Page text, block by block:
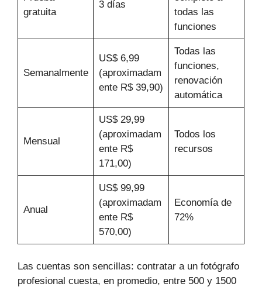
gratuita
3 días
todas las
funciones
Semanalmente
US$ 6,99
(aproximadam
ente R$ 39,90)
Todas las
funciones,
renovación
automática
Mensual
US$ 29,99
(aproximadam
ente R$
171,00)
Todos los
recursos
Anual
US$ 99,99
(aproximadam
ente R$
570,00)
Economía de
72%
Las cuentas son sencillas: contratar a un fotógrafo
profesional cuesta, en promedio, entre 500 y 1500